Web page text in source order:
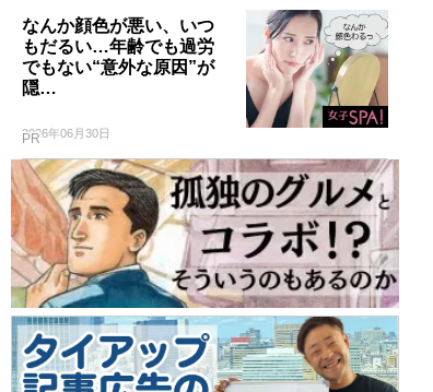
なんか顔色が悪い、いつ
もだるい…年齢でも過労
でもない“意外な原因”が
隠…
2026年06月30日
PR